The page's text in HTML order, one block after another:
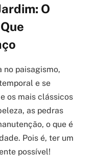
O
no paisagismo,
e se
os mais clássicos
as pedras
o que é
Pois é, ter um
possível!